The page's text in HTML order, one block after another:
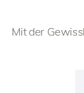
Mit der